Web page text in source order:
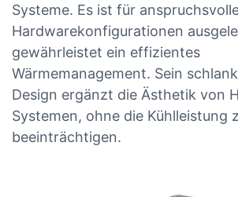
Systeme. Es ist für
Hardwarekonfigurationen
gewährleistet ein effizientes
Wärmemanagement. Sein
Design ergänzt die Ästhetik von
Systemen, ohne die Kühlleistung
beeinträchtigen.